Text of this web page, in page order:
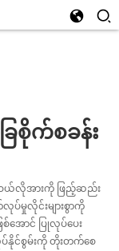
စိုက်စခန်း
ဝယ်လိုအားကို ဖြည့်ဆည်း
လိုင်းများစွာကို
အောင် ပြုလုပ်ပေး
နိုင်စွမ်းကို တိုးတက်စေ